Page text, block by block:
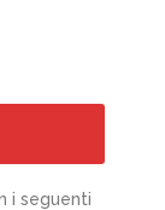
i seguenti